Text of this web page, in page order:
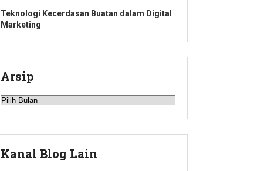
Teknologi Kecerdasan Buatan dalam Digital
Marketing
Arsip
Arsip
Kanal Blog Lain